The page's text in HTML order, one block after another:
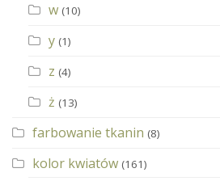
w (10)
y (1)
z (4)
ż (13)
farbowanie tkanin (8)
kolor kwiatów (161)